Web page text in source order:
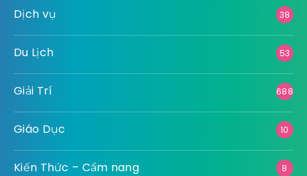
Dịch vụ 38
Du Lịch 53
Giải Trí 688
Giáo Dục 10
Kiến Thức – Cẩm nang 8